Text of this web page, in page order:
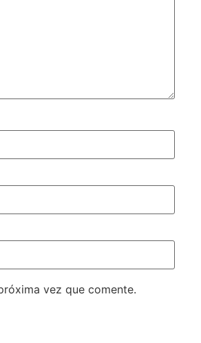
vez que comente.